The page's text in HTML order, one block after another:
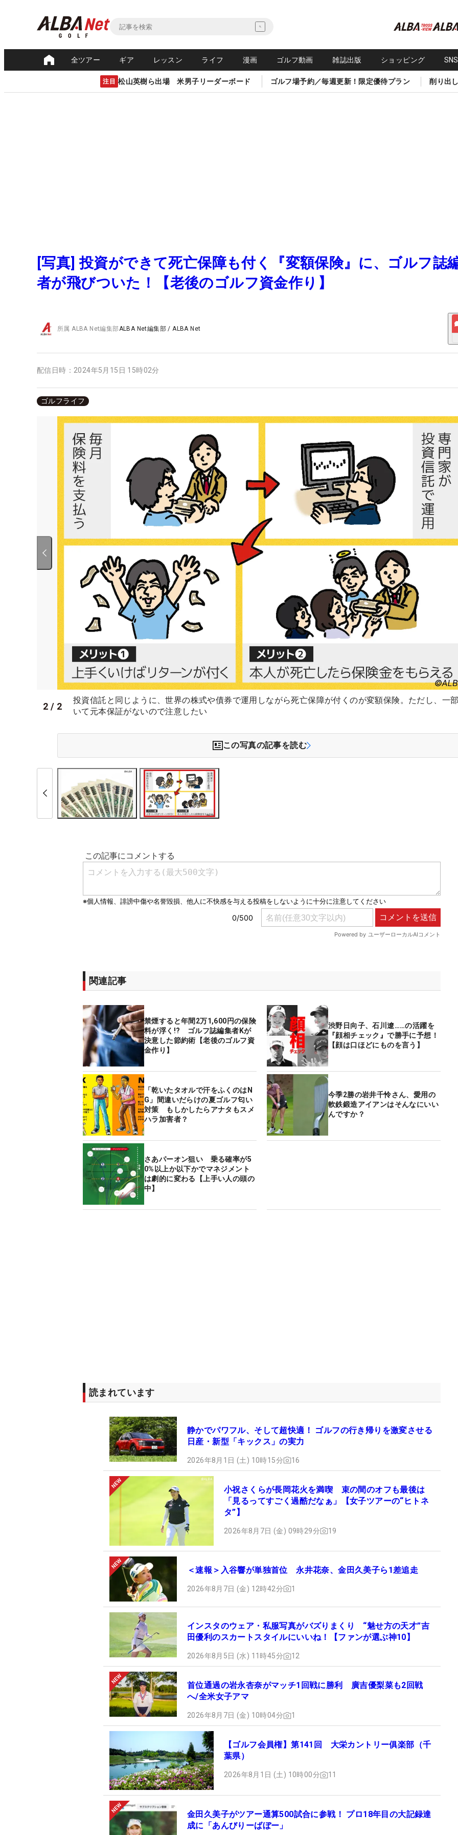
全ツアー ギア レッスン ライフ 漫画 ゴルフ動画 雑誌出版 ショッピング
注目 松山英樹ら出場 米男子リーダーボード ゴルフ場予約／毎週更新！限定優待プラン 削り出
[写真] 投資ができて死亡保障も付く『変額保険』に、ゴルフ誌
者が飛びついた！【老後のゴルフ資金作り】
所属ALBA Net編集部ALBA Net編集部 /ALBA Net
配信日時： 2024年5月15日 15時02分
ゴルフライフ
2 / 2
投資信託と同じように、世界の株式や債券で運用しながら死亡保障が付くのが変額保険。ただし、一
いて元本保証がないので注意したい
この写真の記事を読む
関連記事
禁煙すると年間2万1,600円の保険
料が浮く!? ゴルフ誌編集者Kが
決意した節約術【老後のゴルフ資
金作り】
渋野日向子、石川遼……の活躍を
『顔相チェック』で勝手に予想！
【顔は口ほどにものを言う】
「乾いたタオルで汗をふくのはN
G」間違いだらけの夏ゴルフ匂い
対策 もしかしたらアナタもスメ
ハラ加害者？
今季2勝の岩井千怜さん、愛用の
軟鉄鍛造アイアンはそんなにいい
んですか？
さあパーオン狙い 乗る確率が5
0%以上か以下かでマネジメント
は劇的に変わる【上手い人の頭の
中】
読まれています
静かでパワフル、そして超快適！ ゴルフの行き帰りを激変させる
日産・新型「キックス」の実力
2026年8月1日 (土) 10時15分 16
小祝さくらが長岡花火を満喫 束の間のオフも最後は
「見るってすごく過酷だなぁ」【女子ツアーの“ヒトネ
タ”】
2026年8月7日 (金) 09時29分 19
＜速報＞入谷響が単独首位 永井花奈、金田久美子ら1差追走
2026年8月7日 (金) 12時42分 1
インスタのウェア・私服写真がバズりまくり “魅せ方の天才”吉
田優利のスカートスタイルにいいね！【ファンが選ぶ神10】
2026年8月5日 (水) 11時45分 12
首位通過の岩永杏奈がマッチ1回戦に勝利 廣吉優梨菜も2回戦
へ/全米女子アマ
2026年8月7日 (金) 10時04分 1
【ゴルフ会員権】第141回 大栄カントリー俱楽部（千
葉県）
2026年8月1日 (土) 10時00分 11
金田久美子がツアー通算500試合に参戦！ プロ18年目の大記録達
成に「あんびりーばぼー」